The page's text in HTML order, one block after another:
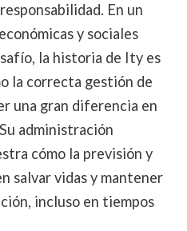
En un
y sociales
la historia de Ity es
la correcta gestión de
una gran diferencia en
administración
cómo la previsión y
salvar vidas y mantener
incluso en tiempos